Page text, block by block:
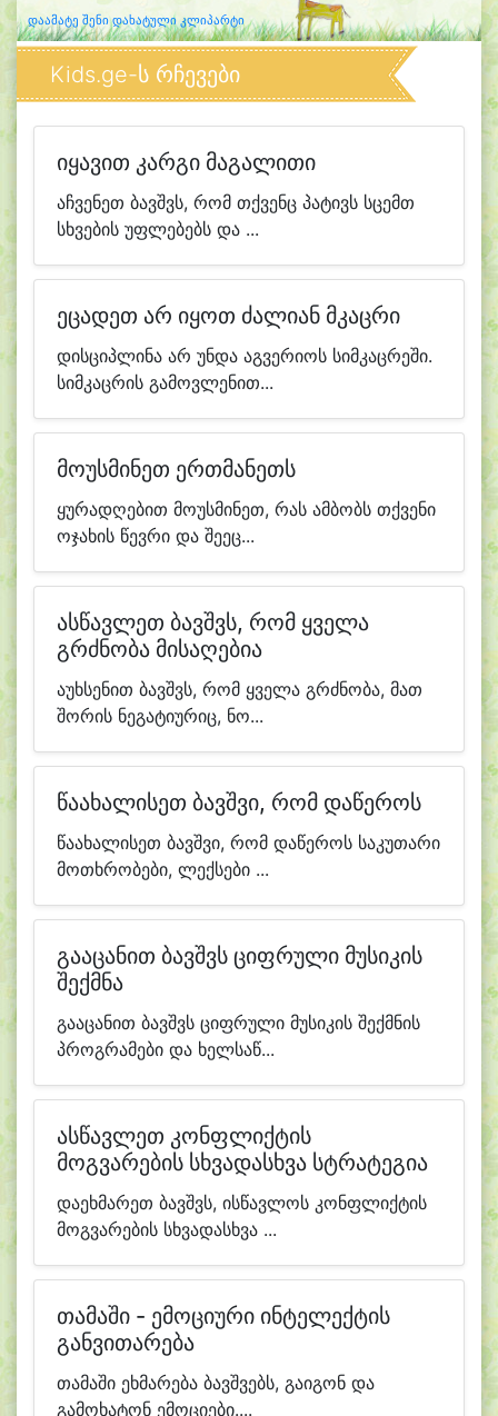
დაამატე შენი დახატული კლიპარტი
Kids.ge-ს რჩევები
იყავით კარგი მაგალითი
აჩვენეთ ბავშვს, რომ თქვენც პატივს სცემთ
სხვების უფლებებს და ...
ეცადეთ არ იყოთ ძალიან მკაცრი
დისციპლინა არ უნდა აგვერიოს სიმკაცრეში.
სიმკაცრის გამოვლენით...
მოუსმინეთ ერთმანეთს
ყურადღებით მოუსმინეთ, რას ამბობს თქვენი
ოჯახის წევრი და შეეც...
ასწავლეთ ბავშვს, რომ ყველა
გრძნობა მისაღებია
აუხსენით ბავშვს, რომ ყველა გრძნობა, მათ
შორის ნეგატიურიც, ნო...
წაახალისეთ ბავშვი, რომ დაწეროს
წაახალისეთ ბავშვი, რომ დაწეროს საკუთარი
მოთხრობები, ლექსები ...
გააცანით ბავშვს ციფრული მუსიკის
შექმნა
გააცანით ბავშვს ციფრული მუსიკის შექმნის
პროგრამები და ხელსაწ...
ასწავლეთ კონფლიქტის
მოგვარების სხვადასხვა სტრატეგია
დაეხმარეთ ბავშვს, ისწავლოს კონფლიქტის
მოგვარების სხვადასხვა ...
თამაში - ემოციური ინტელექტის
განვითარება
თამაში ეხმარება ბავშვებს, გაიგონ და
გამოხატონ ემოციები....